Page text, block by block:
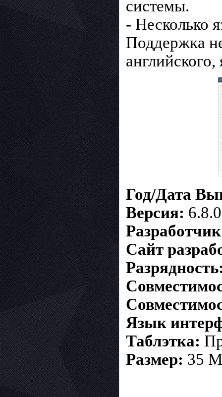
системы.
- Несколько
Поддержка
Год/Дата
Версия:
Сайт
Язык
Таблэтка:
Размер: 35